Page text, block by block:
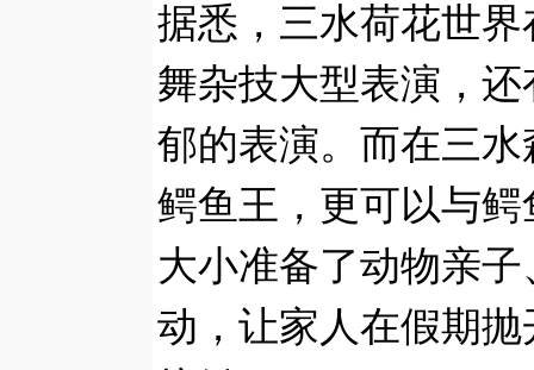
据悉，三水荷花世
舞杂技大型表演，
郁的表演。而在三
鳄鱼王，更可以与
大小准备了动物亲
动，让家人在假期